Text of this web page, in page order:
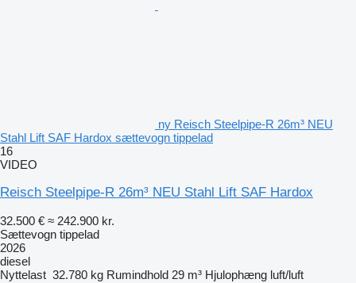
ny Reisch Steelpipe-R 26m³ NEU
Stahl Lift SAF Hardox sættevogn tippelad
16
VIDEO
Reisch Steelpipe-R 26m³ NEU Stahl Lift SAF Hardox
32.500 € ≈ 242.900 kr.
Sættevogn tippelad
2026
diesel
Nyttelast 32.780 kg Rumindhold 29 m³ Hjulophæng luft/luft